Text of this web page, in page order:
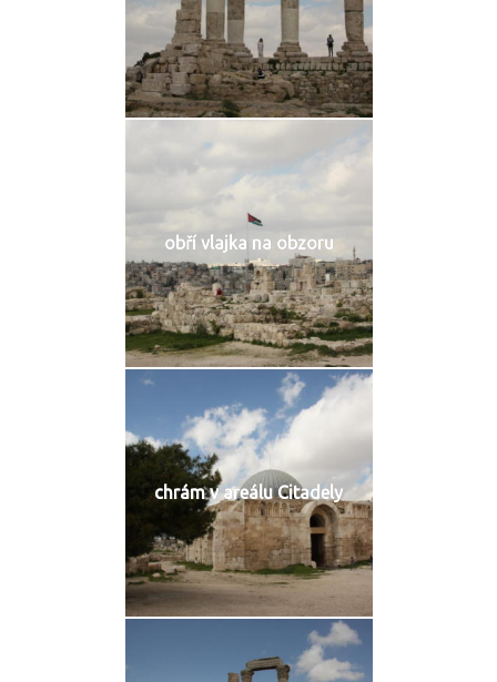
obří vlajka na obzoru
chrám v areálu Citadely